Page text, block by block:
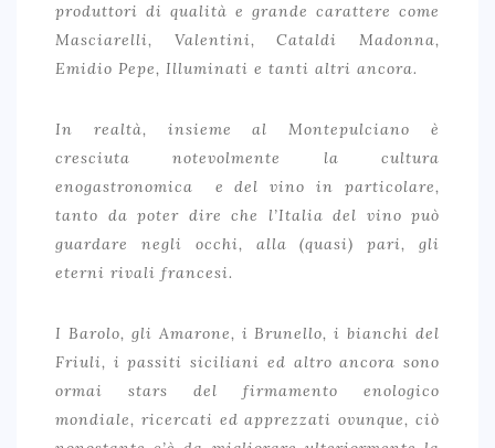
produttori di qualità e grande carattere come
Masciarelli, Valentini, Cataldi Madonna,
Emidio Pepe, Illuminati e tanti altri ancora.
In realtà, insieme al Montepulciano è
cresciuta notevolmente la cultura
enogastronomica e del vino in particolare,
tanto da poter dire che l’Italia del vino può
guardare negli occhi, alla (quasi) pari, gli
eterni rivali francesi.
I Barolo, gli Amarone, i Brunello, i bianchi del
Friuli, i passiti siciliani ed altro ancora sono
ormai stars del firmamento enologico
mondiale, ricercati ed apprezzati ovunque, ciò